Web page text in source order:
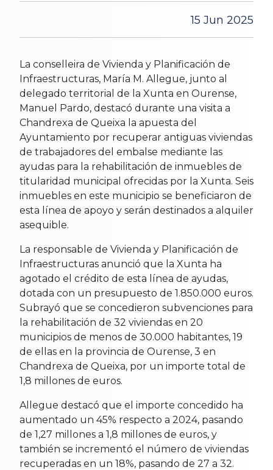
15 Jun 2025
La conselleira de Vivienda y Planificación de
Infraestructuras, María M. Allegue, junto al
delegado territorial de la Xunta en Ourense,
Manuel Pardo, destacó durante una visita a
Chandrexa de Queixa la apuesta del
Ayuntamiento por recuperar antiguas viviendas
de trabajadores del embalse mediante las
ayudas para la rehabilitación de inmuebles de
titularidad municipal ofrecidas por la Xunta. Seis
inmuebles en este municipio se beneficiaron de
esta línea de apoyo y serán destinados a alquiler
asequible.
La responsable de Vivienda y Planificación de
Infraestructuras anunció que la Xunta ha
agotado el crédito de esta línea de ayudas,
dotada con un presupuesto de 1.850.000 euros.
Subrayó que se concedieron subvenciones para
la rehabilitación de 32 viviendas en 20
municipios de menos de 30.000 habitantes, 19
de ellas en la provincia de Ourense, 3 en
Chandrexa de Queixa, por un importe total de
1,8 millones de euros.
Allegue destacó que el importe concedido ha
aumentado un 45% respecto a 2024, pasando
de 1,27 millones a 1,8 millones de euros, y
también se incrementó el número de viviendas
recuperadas en un 18%, pasando de 27 a 32.